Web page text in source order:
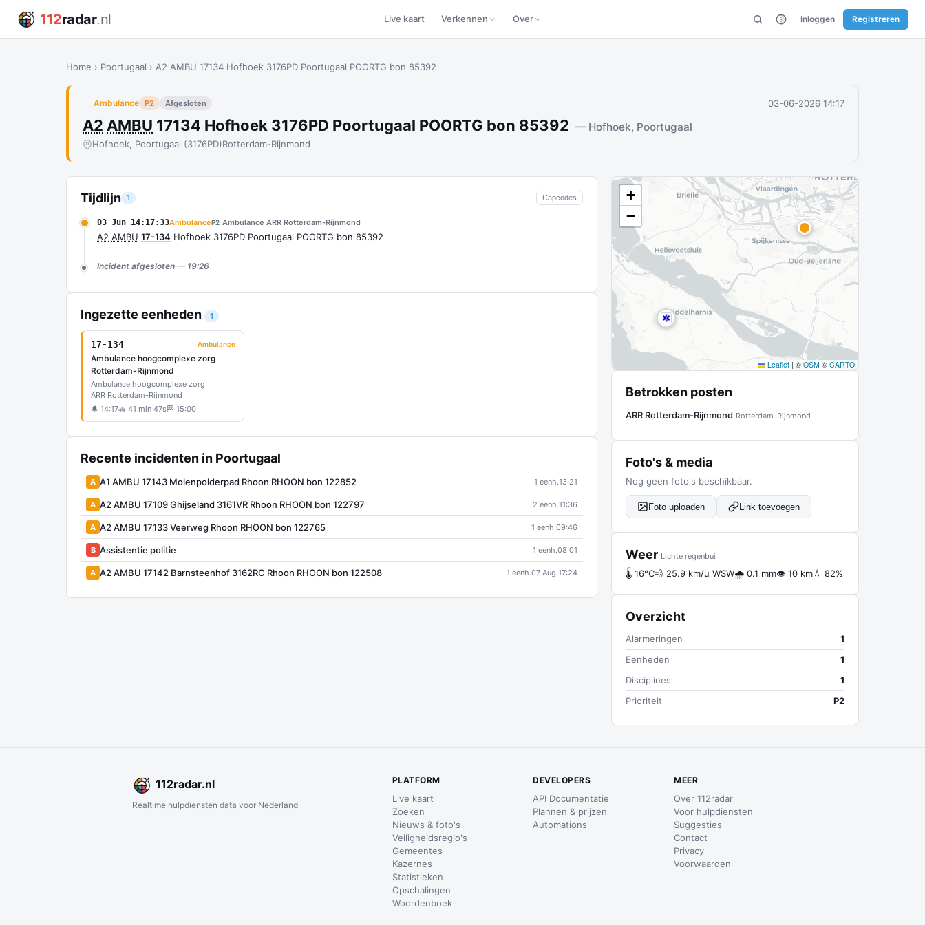
112radar.nl Live kaart Verkennen Over Inloggen Registreren
Home › Poortugaal › A2 AMBU 17134 Hofhoek 3176PD Poortugaal POORTG bon 85392
Ambulance P2 Afgesloten 03-06-2026 14:17
A2 AMBU 17134 Hofhoek 3176PD Poortugaal POORTG bon 85392 — Hofhoek, Poortugaal
Hofhoek, Poortugaal (3176PD)Rotterdam-Rijnmond
Tijdlijn 1 Capcodes
03 Jun 14:17:33AmbulanceP2 Ambulance ARR Rotterdam-Rijnmond
A2 AMBU 17-134 Hofhoek 3176PD Poortugaal POORTG bon 85392
Incident afgesloten — 19:26
Ingezette eenheden 1
17-134 Ambulance
Ambulance hoogcomplexe zorg
Rotterdam-Rijnmond
Ambulance hoogcomplexe zorg
ARR Rotterdam-Rijnmond
🔔 14:17🚗 41 min 47s 🏁 15:00
Recente incidenten in Poortugaal
A A1 AMBU 17143 Molenpolderpad Rhoon RHOON bon 122852 1 eenh.13:21
A A2 AMBU 17109 Ghijseland 3161VR Rhoon RHOON bon 122797 2 eenh.11:36
A A2 AMBU 17133 Veerweg Rhoon RHOON bon 122765 1 eenh.09:46
B Assistentie politie 1 eenh.08:01
A A2 AMBU 17142 Barnsteenhof 3162RC Rhoon RHOON bon 122508 1 eenh.07 Aug 17:24
+
−
Leaflet | © OSM © CARTO
Betrokken posten
ARR Rotterdam-Rijnmond Rotterdam-Rijnmond
Foto's & media
Nog geen foto's beschikbaar.
Foto uploaden Link toevoegen
Weer Lichte regenbui
🌡 16°C💨 25.9 km/u WSW🌧 0.1 mm👁 10 km💧 82%
Overzicht
Alarmeringen
1
Eenheden
1
Disciplines
1
Prioriteit
P2
112radar.nl
Realtime hulpdiensten data voor Nederland
PLATFORM
Live kaart
Zoeken
Nieuws & foto's
Veiligheidsregio's
Gemeentes
Kazernes
Statistieken
Opschalingen
Woordenboek
DEVELOPERS
API Documentatie
Plannen & prijzen
Automations
MEER
Over 112radar
Voor hulpdiensten
Suggesties
Contact
Privacy
Voorwaarden